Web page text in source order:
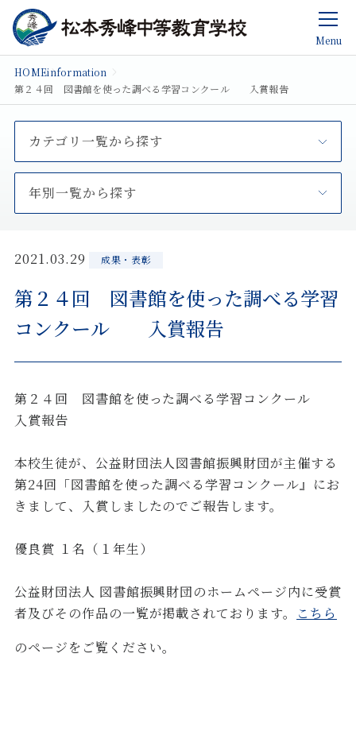
Menu
HOMEinformation
第２４回 図書館を使った調べる学習コンクール 入賞報告
カテゴリ一覧から探す
年別一覧から探す
2021.03.29 成果・表彰
第２４回 図書館を使った調べる学習
コンクール 入賞報告
第２４回 図書館を使った調べる学習コンクール
入賞報告
本校生徒が、公益財団法人図書館振興財団が主催する
第24回「図書館を使った調べる学習コンクール』にお
きまして、入賞しましたのでご報告します。
優良賞 １名（１年生）
公益財団法人 図書館振興財団のホームページ内に受賞
者及びその作品の一覧が掲載されております。
こちら
のページをご覧ください。